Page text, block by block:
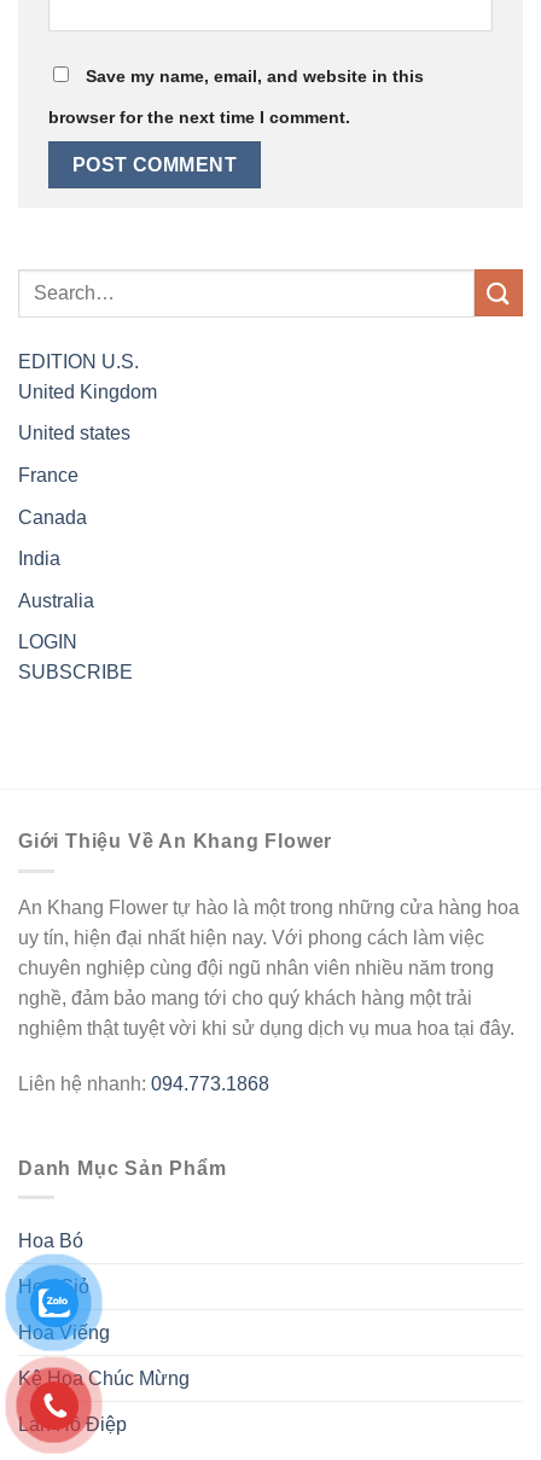
Save my name, email, and website in this
browser for the next time I comment.
EDITION U.S.
United Kingdom
United states
France
Canada
India
Australia
LOGIN
SUBSCRIBE
Giới Thiệu Về An Khang Flower
An Khang Flower tự hào là một trong những cửa hàng hoa
uy tín, hiện đại nhất hiện nay. Với phong cách làm việc
chuyên nghiệp cùng đội ngũ nhân viên nhiều năm trong
nghề, đảm bảo mang tới cho quý khách hàng một trải
nghiệm thật tuyệt vời khi sử dụng dịch vụ mua hoa tại đây.
Liên hệ nhanh: 094.773.1868
Danh Mục Sản Phẩm
Hoa Bó
Hoa Giỏ
Hoa Viếng
Kệ Hoa Chúc Mừng
Lan Hồ Điệp